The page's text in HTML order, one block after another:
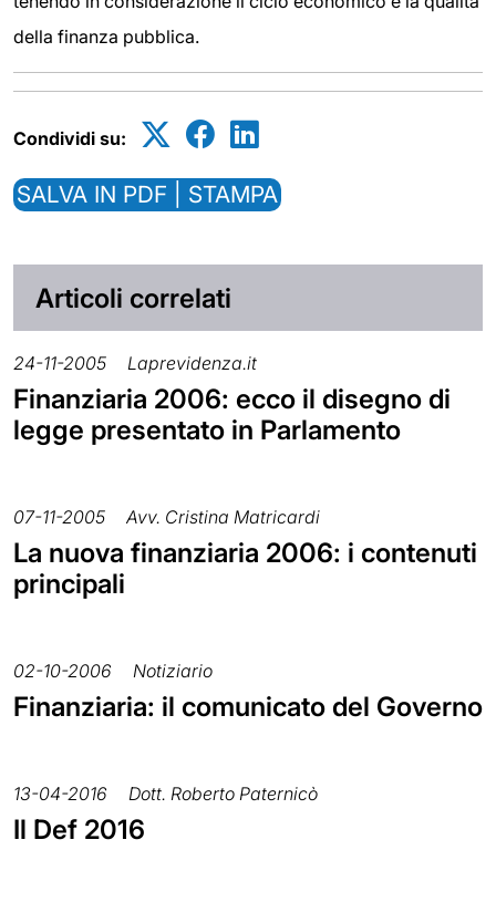
della finanza pubblica.
Condividi su:
SALVA IN PDF | STAMPA
Articoli correlati
24-11-2005 Laprevidenza.it
Finanziaria 2006: ecco il disegno di
legge presentato in Parlamento
07-11-2005 Avv. Cristina Matricardi
La nuova finanziaria 2006: i contenuti
principali
02-10-2006 Notiziario
Finanziaria: il comunicato del Governo
13-04-2016 Dott. Roberto Paternicò
Il Def 2016